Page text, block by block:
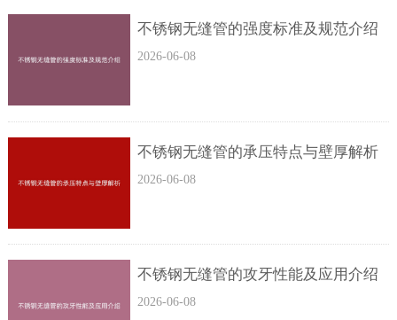
不锈钢无缝管的强度标准及规范介绍
2026-06-08
不锈钢无缝管的承压特点与壁厚解析
2026-06-08
不锈钢无缝管的攻牙性能及应用介绍
2026-06-08